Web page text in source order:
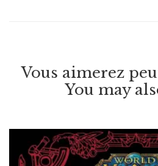
Vous aimerez
You may